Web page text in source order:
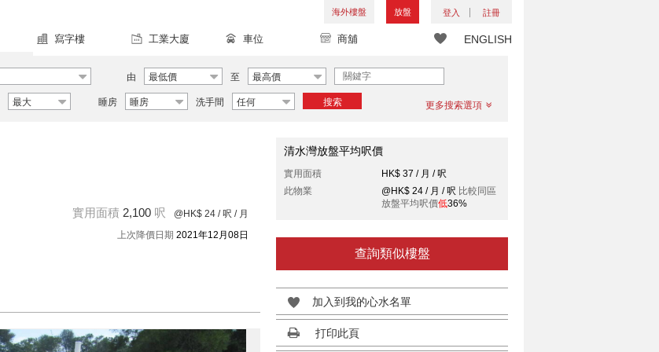
海外樓盤 放盤 登入 註冊
ENGLISH
寫字樓 工業大廈 車位 商舖
由 最低價 至 最高價
最大 睡房 睡房 洗手間 任何 搜索 更多搜索選項
實用面積 2,100 呎 @HK$ 24 / 呎 / 月
上次降價日期 2021年12月08日
清水灣放盤平均呎價
實用面積
HK$ 37 / 月 / 呎
此物業
@HK$ 24 / 月 / 呎 比較同區
放盤平均呎價低36%
查詢類似樓盤
加入到我的心水名單
打印此頁